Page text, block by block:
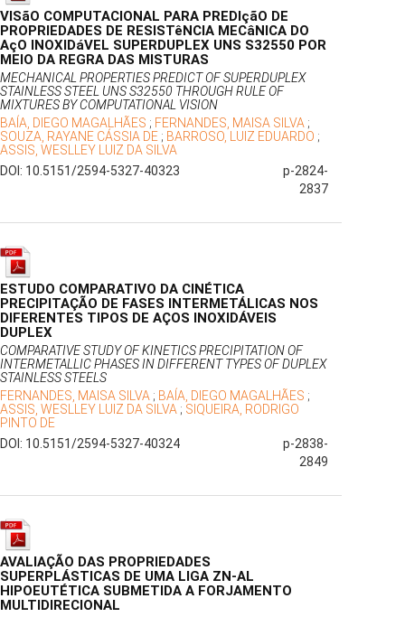
VISãO COMPUTACIONAL PARA PREDIçãO DE
PROPRIEDADES DE RESISTêNCIA MECâNICA DO
AçO INOXIDáVEL SUPERDUPLEX UNS S32550 POR
MEIO DA REGRA DAS MISTURAS
MECHANICAL PROPERTIES PREDICT OF SUPERDUPLEX
STAINLESS STEEL UNS S32550 THROUGH RULE OF
MIXTURES BY COMPUTATIONAL VISION
BAÍA, DIEGO MAGALHÃES ; FERNANDES, MAISA SILVA ;
SOUZA, RAYANE CÁSSIA DE ; BARROSO, LUIZ EDUARDO ;
ASSIS, WESLLEY LUIZ DA SILVA
DOI: 10.5151/2594-5327-40323
p-2824-
2837
ESTUDO COMPARATIVO DA CINÉTICA
PRECIPITAÇÃO DE FASES INTERMETÁLICAS NOS
DIFERENTES TIPOS DE AÇOS INOXIDÁVEIS
DUPLEX
COMPARATIVE STUDY OF KINETICS PRECIPITATION OF
INTERMETALLIC PHASES IN DIFFERENT TYPES OF DUPLEX
STAINLESS STEELS
FERNANDES, MAISA SILVA ; BAÍA, DIEGO MAGALHÃES ;
ASSIS, WESLLEY LUIZ DA SILVA ; SIQUEIRA, RODRIGO
PINTO DE
DOI: 10.5151/2594-5327-40324
p-2838-
2849
AVALIAÇÃO DAS PROPRIEDADES
SUPERPLÁSTICAS DE UMA LIGA ZN-AL
HIPOEUTÉTICA SUBMETIDA A FORJAMENTO
MULTIDIRECIONAL